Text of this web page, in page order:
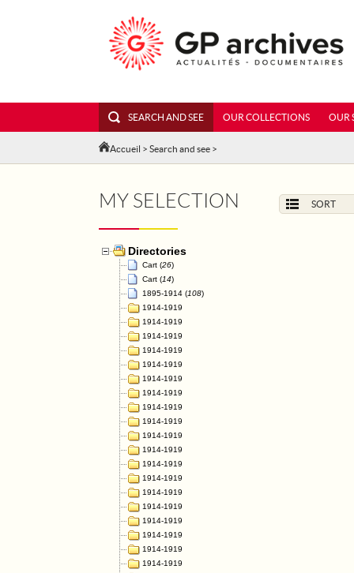
SEARCH AND SEE OUR COLLECTIONS OUR
Accueil > Search and see >
MY SELECTION SORT